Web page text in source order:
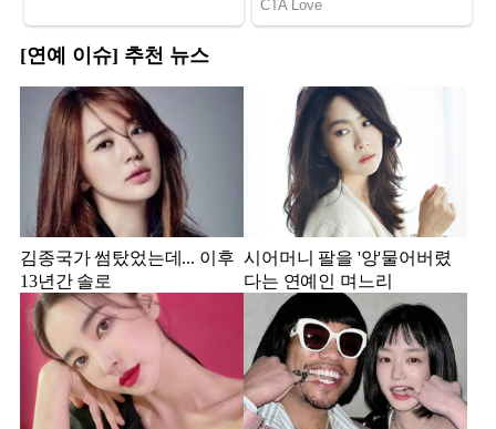
[연예 이슈] 추천 뉴스
김종국가 썸탔었는데... 이후
13년간 솔로
시어머니 팔을 '앙'물어버렸
다는 연예인 며느리